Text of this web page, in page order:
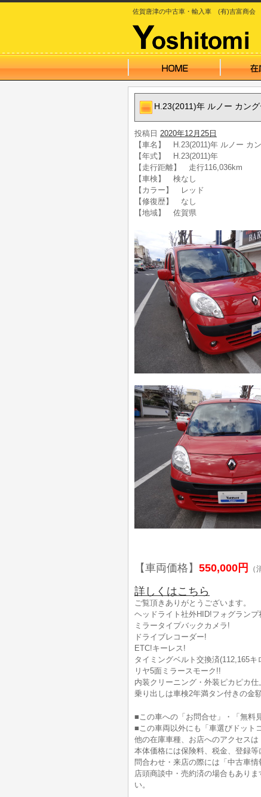
佐賀唐津の中古車・輸入車 (有)吉富商会
H.23(2011)年 ルノー カン
投稿日 2020年12月25日
【車名】 H.23(2011)年 ルノー カ
【年式】 H.23(2011)年
【走行距離】 走行116,036km
【車検】 検なし
【カラー】 レッド
【修復歴】 なし
【地域】 佐賀県
【車両価格】 550,000円 （
詳しくはこちら
ご覧頂きありがとうございます。
ヘッドライト社外HID!フォグランプ
ミラータイプバックカメラ!
ドライブレコーダー!
ETC!キーレス!
タイミングベルト交換済(112,165キ
リヤ5面ミラースモーク!!
内装クリーニング・外装ピカピカ仕
乗り出しは車検2年満タン付きの金
■この車への「お問合せ」・「無料
■この車両以外にも「車選びドット
他の在庫車種、お店へのアクセスは
本体価格には保険料、税金、登録
問合わせ・来店の際には「中古車
店頭商談中・売約済の場合もあり
い。